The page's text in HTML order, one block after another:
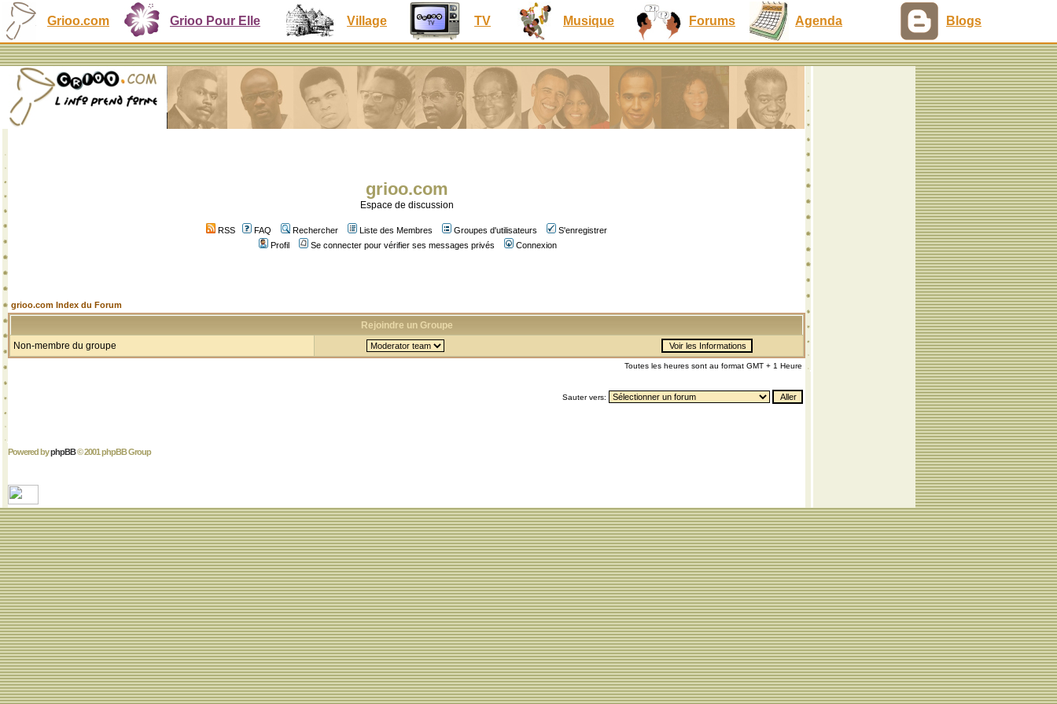
Grioo.com Grioo Pour Elle Village TV Musique Forums Agenda Blogs
grioo.com
Espace de discussion
RSS FAQ Rechercher Liste des Membres Groupes d'utilisateurs
S'enregistrer
Profil
Se connecter pour vérifier ses messages privés Connexion
grioo.com Index du Forum
Rejoindre un Groupe
Non-membre du groupe
Toutes les heures sont au format GMT + 1 Heure
Sauter vers:
Powered byphpBB© 2001 phpBB Group